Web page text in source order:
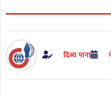
दिब्य पाना